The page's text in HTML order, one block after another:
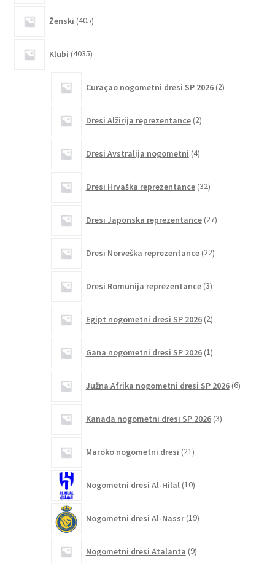
Ženski 405izdelkov
Klubi 4035izdelkov
Curaçao nogometni dresi SP 2026 2izdelka
Dresi Alžirija reprezentance 2izdelka
Dresi Avstralija nogometni 4izdelki
Dresi Hrvaška reprezentance 32izdelkov
Dresi Japonska reprezentance 27izdelkov
Dresi Norveška reprezentance 22izdelkov
Dresi Romunija reprezentance 3izdelki
Egipt nogometni dresi SP 2026 2izdelka
Gana nogometni dresi SP 2026 1izdelek
Južna Afrika nogometni dresi SP 2026 6izdelkov
Kanada nogometni dresi SP 2026 3izdelki
Maroko nogometni dresi 21izdelkov
Nogometni dresi Al-Hilal 10izdelkov
Nogometni dresi Al-Nassr 19izdelkov
Nogometni dresi Atalanta 9izdelkov